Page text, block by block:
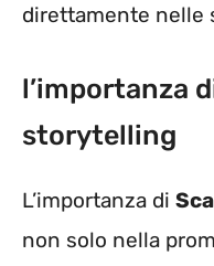
direttamente nelle
l’importanza
storytelling
L’importanza di
non solo nella